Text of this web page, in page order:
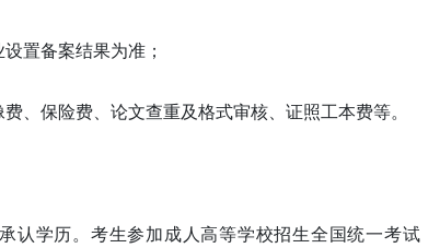
置备案结果为准；
、保险费、论文查重及格式审核、证照工本费等。
认学历。考生参加成人高等学校招生全国统一考试